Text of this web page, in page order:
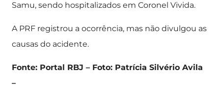
Samu, sendo hospitalizados em Coronel Vivida.
A PRF registrou a ocorrência, mas não divulgou as
causas do acidente.
Fonte: Portal RBJ – Foto: Patrícia Silvério Avila
–